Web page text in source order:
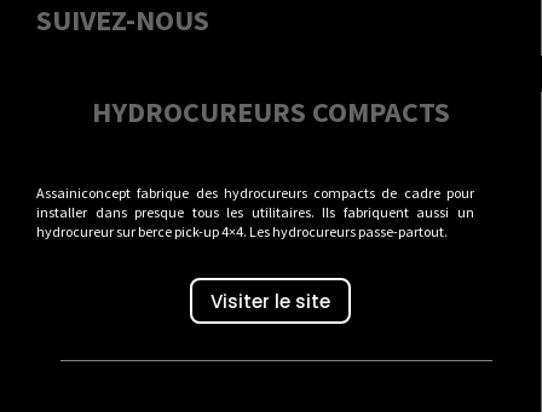
SUIVEZ-NOUS
HYDROCUREURS COMPACTS
Assainiconcept fabrique des hydrocureurs compacts de cadre pour
installer dans presque tous les utilitaires. Ils fabriquent aussi un
hydrocureur sur berce pick-up 4×4. Les hydrocureurs passe-partout.
Visiter le site